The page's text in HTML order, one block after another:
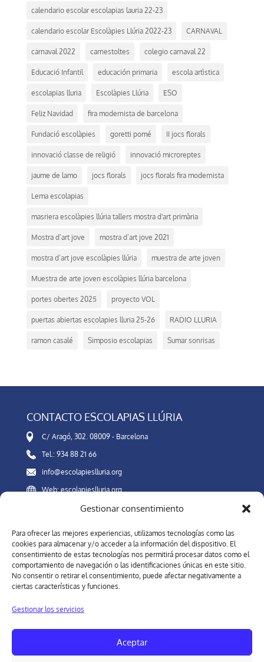
Gestionar consentimiento
Para ofrecer las mejores experiencias, utilizamos tecnologías como las
cookies para almacenar y/o acceder a la información del dispositivo. El
consentimiento de estas tecnologías nos permitirá procesar datos como el
comportamiento de navegación o las identificaciones únicas en este sitio.
No consentir o retirar el consentimiento, puede afectar negativamente a
ciertas características y funciones.
Gestionar los servicios
Aceptar
calendario escolar escolapias lauria 22-23
calendario escolar Escolàpies Llúria 2022-23 CARNAVAL
carnaval 2022 carnestoltes colegio carnaval 22
Educació Infantil educación primaria escola artìstica
escolapias lluria Escolàpies Llúria ESO
Feliz Navidad fira modernista de barcelona
Fundació escolàpies goretti pomé II jocs florals
innovació classe de religió innovació microreptes
jaume de lamo jocs florals jocs florals fira modernista
Lema escolapias
masriera escolàpies llúria tallers mostra d'art primària
Mostra d’art jove mostra d’art jove 2021
mostra d’art jove escolàpies llúria muestra de arte joven
Muestra de arte joven escolàpies llúria barcelona
portes obertes 2025 proyecto VOL
puertas abiertas escolapies lluria 25-26 RADIO LLURIA
ramon casalé Simposio escolapias Sumar sonrisas
CONTACTO ESCOLAPIAS LLÚRIA
C/ Aragó, 302. 08009 - Barcelona
Tel.: 934 88 21 66
info@escolapieslluria.org
Web: escolapieslluria.org
Canal Interno de Información
REDES SOCIALES
Forma parte de nuestra comunidad. En las redes sociales del
Colegio Escolapias Llúria de Barcelora, estarás al día de nuestra